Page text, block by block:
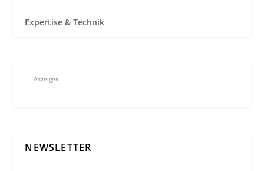
Expertise & Technik
Anzeigen
NEWSLETTER